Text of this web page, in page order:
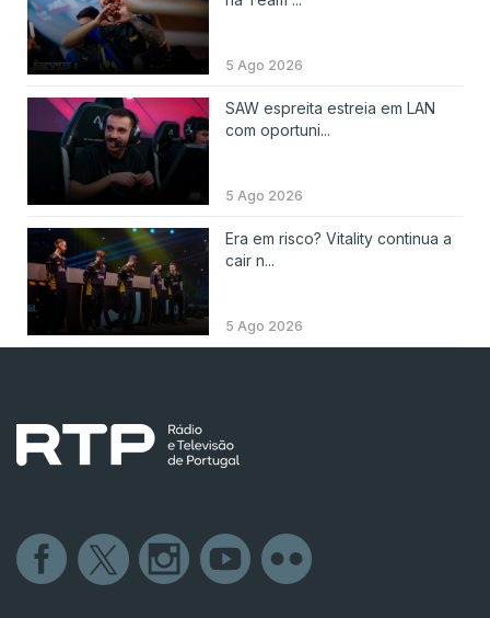
5 Ago 2026
SAW espreita estreia em LAN
com oportuni...
5 Ago 2026
Era em risco? Vitality continua a
cair n...
5 Ago 2026